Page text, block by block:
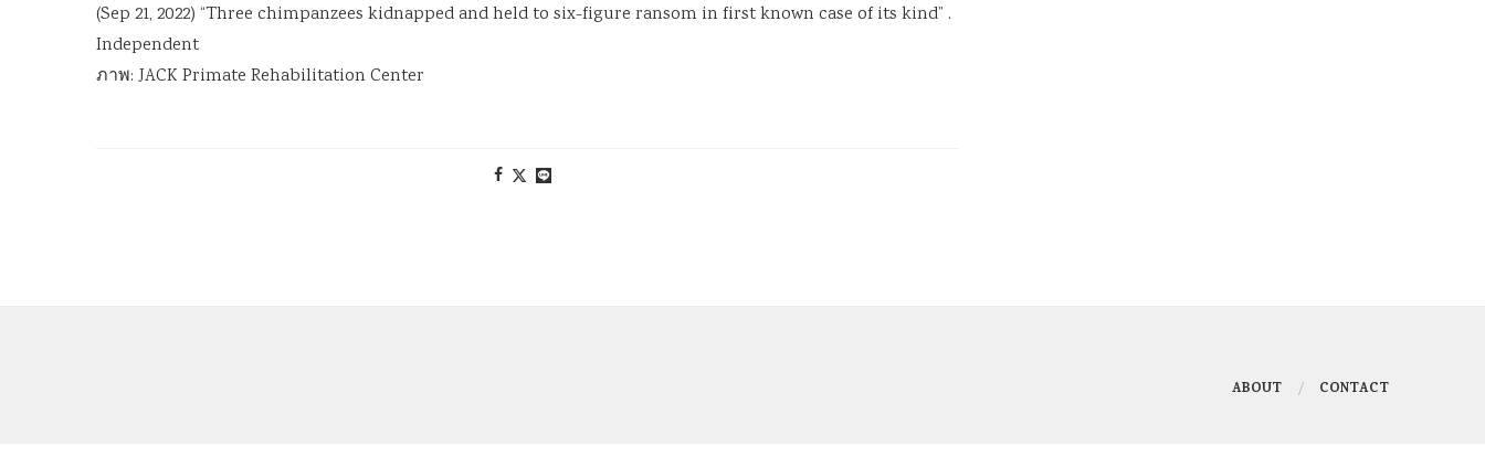
(Sep 21, 2022) “Three chimpanzees kidnapped and held to six-figure ransom in first known case of its kind” .
Independent
ภาพ: JACK Primate Rehabilitation Center
ABOUT CONTACT